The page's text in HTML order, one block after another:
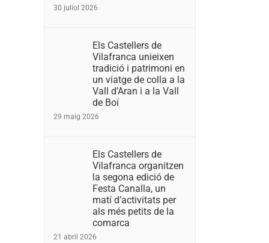
30 juliol 2026
Els Castellers de
Vilafranca unieixen
tradició i patrimoni en
un viatge de colla a la
Vall d’Aran i a la Vall
de Boí
29 maig 2026
Els Castellers de
Vilafranca organitzen
la segona edició de
Festa Canalla, un
matí d’activitats per
als més petits de la
comarca
21 abril 2026